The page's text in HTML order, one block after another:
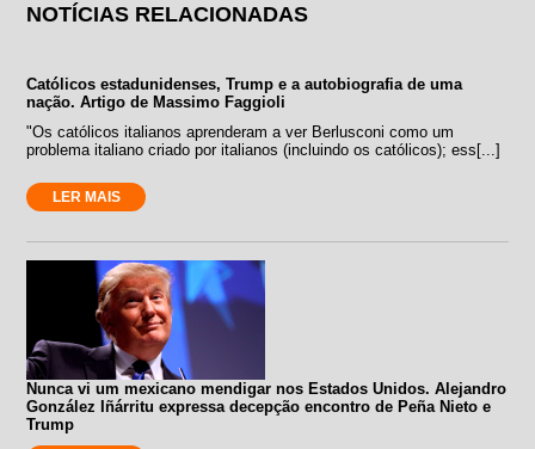
NOTÍCIAS RELACIONADAS
Católicos estadunidenses, Trump e a autobiografia de uma
nação. Artigo de Massimo Faggioli
"Os católicos italianos aprenderam a ver Berlusconi como um
problema italiano criado por italianos (incluindo os católicos); ess[...]
LER MAIS
Nunca vi um mexicano mendigar nos Estados Unidos. Alejandro
González Iñárritu expressa decepção encontro de Peña Nieto e
Trump